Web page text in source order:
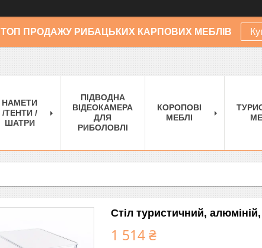
ТОП ПРОДАЖУ РИБАЦЬКИХ КАРПОВИХ МЕБЛІВ
НАМЕТИ
/ТЕНТИ /
ШАТРИ
ПІДВОДНА
ВІДЕОКАМЕРА
ДЛЯ
РИБОЛОВЛІ
КОРОПОВІ
МЕБЛІ
Стіл туристичний,
1 514 ₴